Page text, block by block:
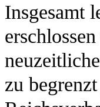
Insgesamt
zu